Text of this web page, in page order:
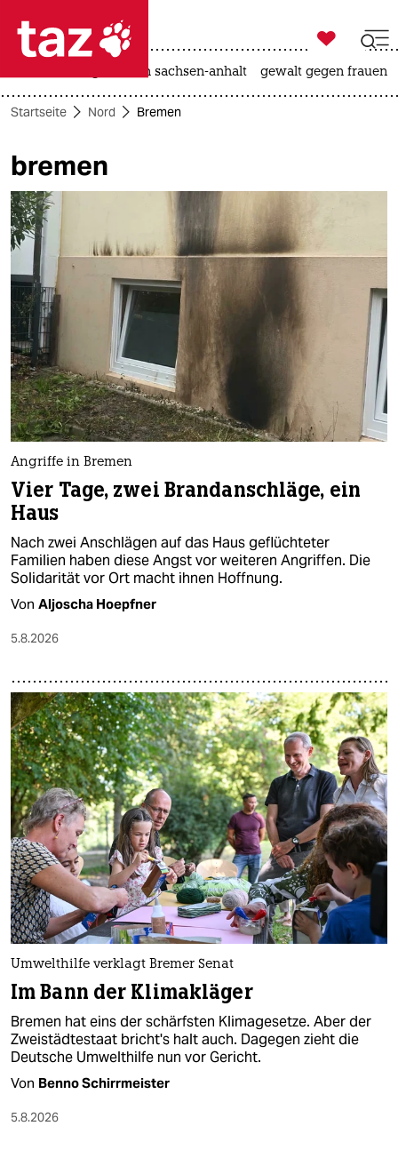
 taz zahl ich
taz zahl ich
themen
politik
öko
gesellschaft
kultur
sport
berlin
nord
wahrheit
verlag
verlag
veranstaltungen
unterstützen
abo
genossenschaft
epaper login

taz zahl ich
landtagswahl in sachsen-anhalt gewalt gegen frauen
Startseite Nord Bremen
bremen
Angriffe in Bremen
Vier Tage, zwei Brandanschläge, ein
Haus
Nach zwei Anschlägen auf das Haus geflüchteter
Familien haben diese Angst vor weiteren Angriffen. Die
Solidarität vor Ort macht ihnen Hoffnung.
Von Aljoscha Hoepfner
5.8.2026
Umwelthilfe verklagt Bremer Senat
Im Bann der Klimakläger
Bremen hat eins der schärfsten Klimagesetze. Aber der
Zweistädtestaat bricht's halt auch. Dagegen zieht die
Deutsche Umwelthilfe nun vor Gericht.
Von Benno Schirrmeister
5.8.2026